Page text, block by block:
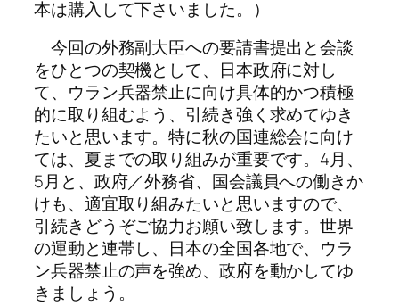
本は購入して下さいました。）
今回の外務副大臣への要請書提出と会談
をひとつの契機として、日本政府に対し
て、ウラン兵器禁止に向け具体的かつ積極
的に取り組むよう、引続き強く求めてゆき
たいと思います。特に秋の国連総会に向け
ては、夏までの取り組みが重要です。4月、
5月と、政府／外務省、国会議員への働きか
けも、適宜取り組みたいと思いますので、
引続きどうぞご協力お願い致します。世界
の運動と連帯し、日本の全国各地で、ウラ
ン兵器禁止の声を強め、政府を動かしてゆ
きましょう。